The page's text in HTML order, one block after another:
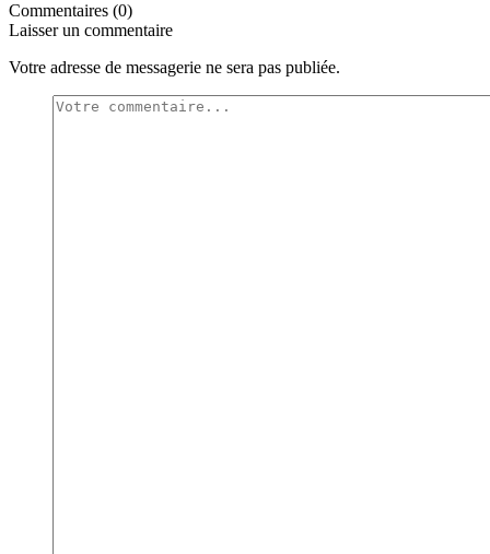
Commentaires (0)
Laisser un commentaire
Votre adresse de messagerie ne sera pas publiée.